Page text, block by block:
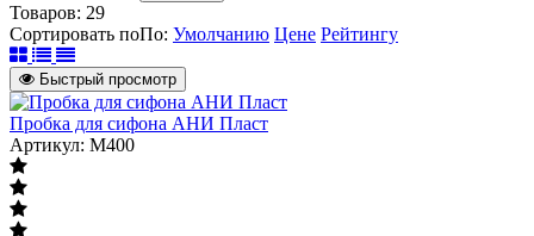
Товаров: 29
Сортировать поПо: Умолчанию Цене Рейтингу
Быстрый просмотр
Пробка для сифона АНИ Пласт
Артикул: M400